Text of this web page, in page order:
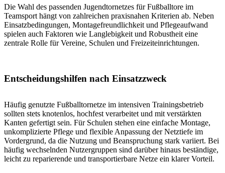
Die Wahl des passenden Jugendtornetzes für Fußballtore im
Teamsport hängt von zahlreichen praxisnahen Kriterien ab. Neben
Einsatzbedingungen, Montagefreundlichkeit und Pflegeaufwand
spielen auch Faktoren wie Langlebigkeit und Robustheit eine
zentrale Rolle für Vereine, Schulen und Freizeiteinrichtungen.
Entscheidungshilfen nach Einsatzzweck
Häufig genutzte Fußballtornetze im intensiven Trainingsbetrieb
sollten stets knotenlos, hochfest verarbeitet und mit verstärkten
Kanten gefertigt sein. Für Schulen stehen eine einfache Montage,
unkomplizierte Pflege und flexible Anpassung der Netztiefe im
Vordergrund, da die Nutzung und Beanspruchung stark variiert. Bei
häufig wechselnden Nutzergruppen sind darüber hinaus beständige,
leicht zu reparierende und transportierbare Netze ein klarer Vorteil.